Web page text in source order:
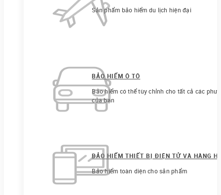
Sản phẩm bảo hiểm du lịch hiện đại
BẢO HIỂM Ô TÔ
Bảo hiểm có thể tùy chỉnh cho tất cả các
của bạn
BẢO HIỂM THIẾT BỊ ĐIỆN TỬ VÀ HÀNG
Bảo hiểm toàn diện cho sản phẩm